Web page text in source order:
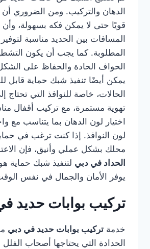
الدهان والتركيب. ومن الضروري أن
قويًا حتى لا يمكن فكه بسهولة،
المسافات بين الحديد مناسبة لتوفير
المطلوبة. كما يجب أن يكون
الحواف الحادة والحفاظ على
يمكن أيضًا تنفيذ شبك حماية قابل
الحالات، خاصة للنوافذ التي تحتاج
تهوية مستمرة، مع تركيب أقفال
اختيار لون الدهان بما يتناسب مع
لون النوافذ. إذا كنت ترغب في
محلك بشكل عملي وأنيق، فإن
الحداد في دبي لتنفيذ شبك حماية
يوفر الأمان والجمال في نفس
تركيب بوابات حديد
خدمة تركيب بوابات حديد في دبي
الحدادة التي يحتاجها أصحاب الفلل